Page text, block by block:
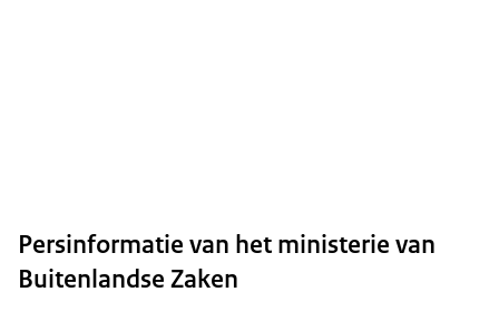
Persinformatie van het ministerie van
Buitenlandse Zaken